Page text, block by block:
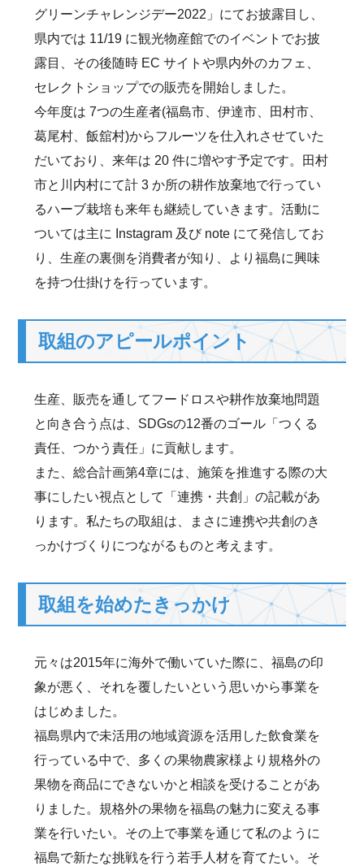
グリーンチャレンジデー2022」にてお披露目し、
県内では 11/19 に観光物産館でのイベントでお披
露目、その後随時 EC サイトや県内外のカフェ、
セレクトショップでの販売を開始しました。
今年度は 7つの生産者(福島市、伊達市、田村市、
葛尾村、飯舘村)からフルーツを仕入れさせていた
だいており、来年は 20 件に増やす予定です。田村
市と川内村にて計 3 か所の耕作放棄地で行ってい
るハーブ栽培も来年も継続していきます。活動に
ついては主に Instagram 及び note にて発信してお
り、生産の裏側を消費者が知り、より福島に興味
を持つ仕掛けを行っています。
取組のアピールポイント
生産、販売を通してフードロスや耕作放棄地問題
と向き合う点は、SDGsの12番のゴール「つくる
責任、つかう責任」に貢献します。
また、総合計画第4章には、施策を推進する際の大
事にしたい視点として「連携・共創」の記載があ
ります。私たちの取組は、まさに連携や共創のき
っかけづくりにつながるものと考えます。
取組を始めたきっかけ
元々は2015年に海外で働いていた際に、福島の印
象が悪く、それを覆したいという思いから事業を
はじめました。
福島県内で未活用の地域資源を活用した飲食業を
行っている中で、多くの果物農家様より規格外の
果物を商品にできないかと相談を受けることがあ
りました。規格外の果物を福島の魅力に変える事
業を行いたい。その上で事業を通じて私のように
福島で新たな挑戦を行う若手人材を育てたい。そ